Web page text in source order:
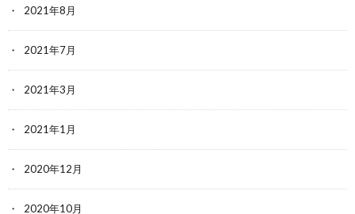
2021年8月
2021年7月
2021年3月
2021年1月
2020年12月
2020年10月